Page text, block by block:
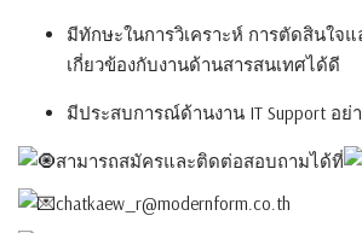
มีทักษะในการวิเคราะห์ การตัดสินใจ
เกี่ยวข้องกับงานด้านสารสนเทศได้ดี
มีประสบการณ์ด้านงาน IT Support อย่
สามารถสมัครและติดต่อสอบถามได้ที่
chatkaew_r@modernform.co.th